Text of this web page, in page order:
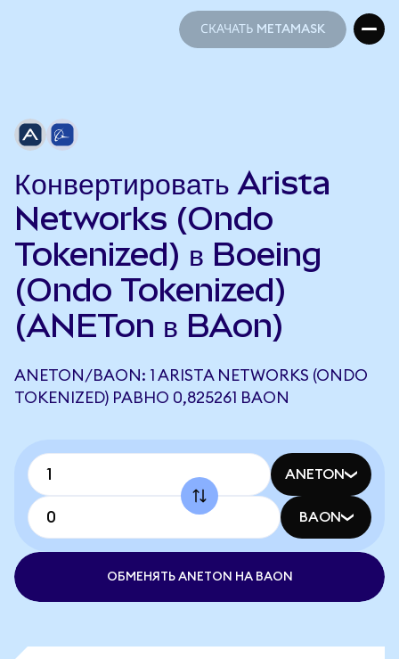
СКАЧАТЬ METAMASK
Конвертировать Arista
Networks (Ondo
Tokenized) в Boeing
(Ondo Tokenized)
(ANETon в BAon)
ANETON/BAON: 1 ARISTA NETWORKS (ONDO
TOKENIZED) РАВНО 0,825261 BAON
ANETON
BAON
ОБМЕНЯТЬ ANETON НА BAON